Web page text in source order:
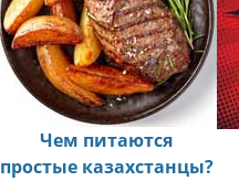
Чем питаются
простые казахстанцы?